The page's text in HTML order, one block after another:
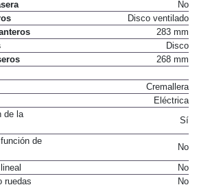
Sí
No
Disco ventilado
283 mm
Disco
Cremallera
la
Sí
de
No
No